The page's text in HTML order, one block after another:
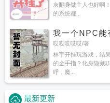
灰翻身做主人也好啊
的系统都...
我一个NPC能
哎哎哎哎哎/著
林宇开挂玩游戏，结
的金手指？化身隐藏
呼，魔...
最新更新